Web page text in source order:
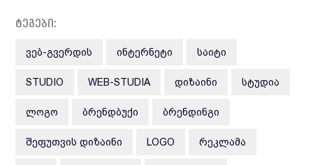
ტეგები:
ᲕᲔᲑ-ᲒᲕᲔᲠᲓᲘᲡ ᲘᲜᲢᲔᲠᲜᲔᲢᲘ ᲡᲐᲘᲢᲘ
STUDIO WEB-STUDIA ᲓᲘᲖᲐᲘᲜᲘ ᲡᲢᲣᲓᲘᲐ
ᲚᲝᲒᲝ ᲑᲠᲔᲜᲓᲑᲣᲥᲘ ᲑᲠᲔᲜᲓᲘᲜᲒᲘ
ᲨᲔᲤᲣᲗᲕᲘᲡ ᲓᲘᲖᲐᲘᲜᲘ LOGO ᲠᲔᲙᲚᲐᲛᲐ